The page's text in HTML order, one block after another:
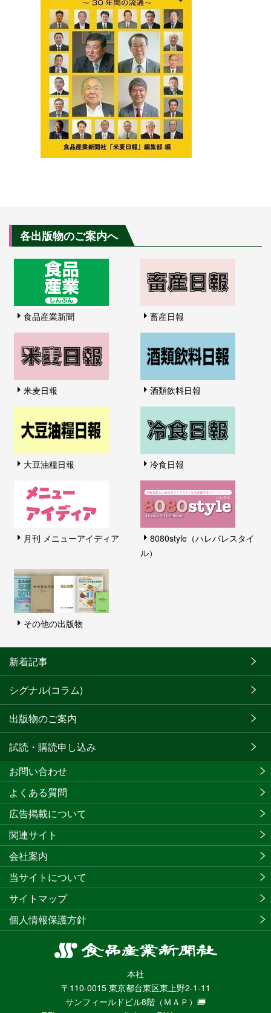
各出版物のご案内へ
食品産業新聞 畜産日報
米麦日報 酒類飲料日報
大豆油糧日報 冷食日報
月刊 メニューアイディア
8080style（ハレバレスタイ
ル）
その他の出版物
新着記事
シグナル(コラム)
出版物のご案内
試読・購読申し込み
食
産
業
新
本社
〒110-0015 東京都台東区東上野2-1-11
サンフィールドビル8階 （ＭＡＰ）
お問い合わせ
よくある質問
広告掲載について
関連サイト
会社案内
当サイトについて
サイトマップ
個人情報保護方針